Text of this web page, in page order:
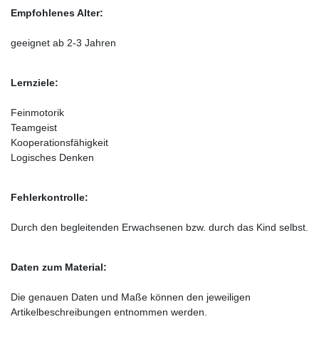
Empfohlenes Alter:
geeignet ab 2-3 Jahren
Lernziele:
Feinmotorik
Teamgeist
Kooperationsfähigkeit
Logisches Denken
Fehlerkontrolle:
Durch den begleitenden Erwachsenen bzw. durch das Kind selbst.
Daten zum Material:
Die genauen Daten und Maße können den jeweiligen
Artikelbeschreibungen entnommen werden.